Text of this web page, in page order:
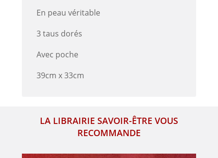
En peau véritable
3 taus dorés
Avec poche
39cm x 33cm
LA LIBRAIRIE SAVOIR-ÊTRE VOUS
RECOMMANDE